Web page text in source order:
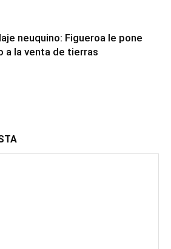
neuquino: Figueroa le pone
a la venta de tierras